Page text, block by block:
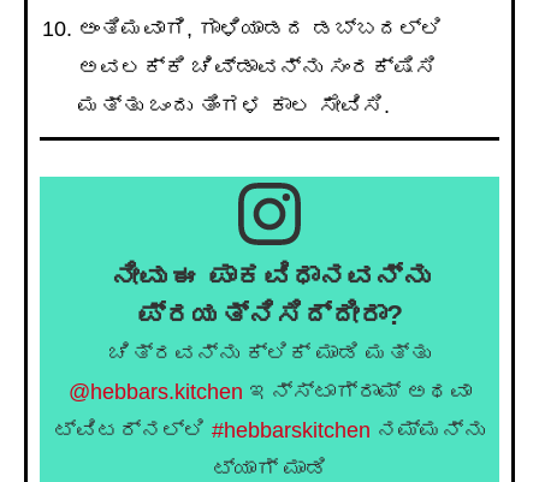
ಅಂತಿಮವಾಗಿ, ಗಾಳಿಯಾಡದ ಡಬ್ಬದಲ್ಲಿ
ಅವಲಕ್ಕಿ ಚಿವ್ಡಾವನ್ನು ಸಂರಕ್ಷಿಸಿ
ಮತ್ತು ಒಂದು ತಿಂಗಳ ಕಾಲ ಸೇವಿಸಿ.
ನೀವು ಈ ಪಾಕವಿಧಾನವನ್ನು
ಪ್ರಯತ್ನಿಸಿದ್ದೀರಾ?
ಚಿತ್ರವನ್ನು ಕ್ಲಿಕ್ ಮಾಡಿ ಮತ್ತು
@hebbars.kitchen ಇನ್ಸ್ಟಾಗ್ರಾಮ್ ಅಥವಾ
ಟ್ವಿಟರ್‌ನಲ್ಲಿ #hebbarskitchen ನಮ್ಮನ್ನು
ಟ್ಯಾಗ್ ಮಾಡಿ